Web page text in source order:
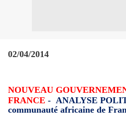
02/04/2014
NOUVEAU
FRANCE - ANALYSE
communauté africaine de